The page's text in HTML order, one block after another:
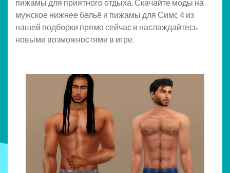
пижамы для приятного отдыха. Скачайте моды на
мужское нижнее бельё и пижамы для Симс 4 из
нашей подборки прямо сейчас и наслаждайтесь
новыми возможностями в игре.